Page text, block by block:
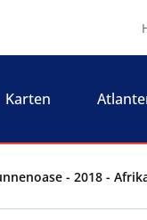
Karten
- 2018 -